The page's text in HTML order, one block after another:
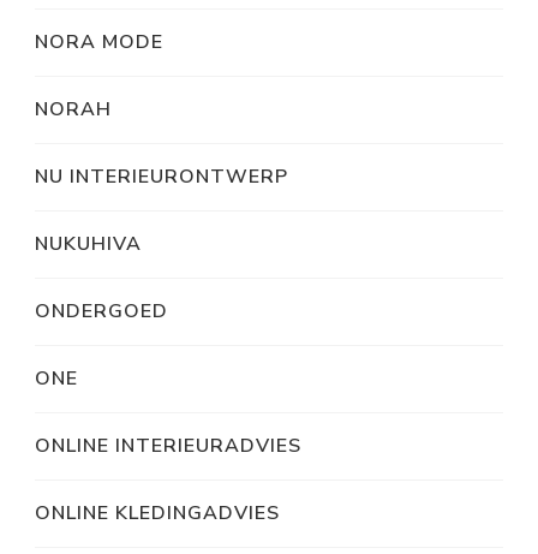
NORA MODE
NORAH
NU INTERIEURONTWERP
NUKUHIVA
ONDERGOED
ONE
ONLINE INTERIEURADVIES
ONLINE KLEDINGADVIES